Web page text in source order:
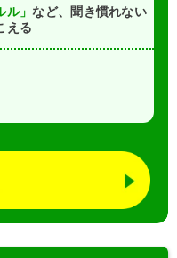
ル」など、聞き慣れない
える